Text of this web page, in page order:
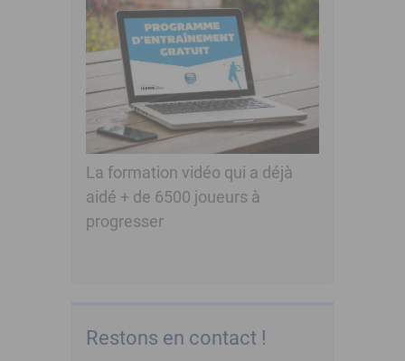
La formation vidéo qui a déjà
aidé + de 6500 joueurs à
progresser
Restons en contact !